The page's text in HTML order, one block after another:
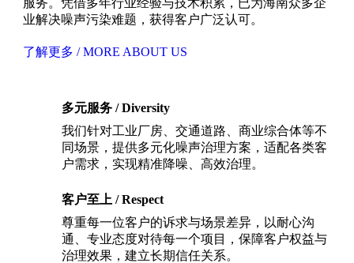
业解决噪声污染难题，获得客户广泛认可。
了解更多 / MORE ABOUT US
多元服务 / Diversity
我们针对工业厂房、交通道路、商业综合体等不
同场景，提供多元化噪声治理方案，适配各类客
户需求，实现精准降噪、高效治理。
客户至上 / Respect
尊重每一位客户的诉求与场景差异，以耐心沟
通、专业态度对待每一个项目，保障客户权益与
治理效果，建立长期信任关系。